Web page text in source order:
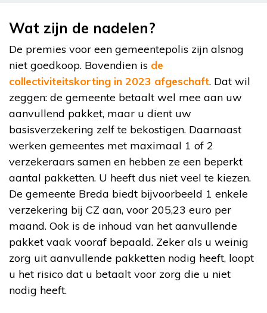
Wat zijn de nadelen?
De premies voor een gemeentepolis zijn alsnog
niet goedkoop. Bovendien is de
collectiviteitskorting in 2023 afgeschaft. Dat wil
zeggen: de gemeente betaalt wel mee aan uw
aanvullend pakket, maar u dient uw
basisverzekering zelf te bekostigen. Daarnaast
werken gemeentes met maximaal 1 of 2
verzekeraars samen en hebben ze een beperkt
aantal pakketten. U heeft dus niet veel te kiezen.
De gemeente Breda biedt bijvoorbeeld 1 enkele
verzekering bij CZ aan, voor 205,23 euro per
maand. Ook is de inhoud van het aanvullende
pakket vaak vooraf bepaald. Zeker als u weinig
zorg uit aanvullende pakketten nodig heeft, loopt
u het risico dat u betaalt voor zorg die u niet
nodig heeft.